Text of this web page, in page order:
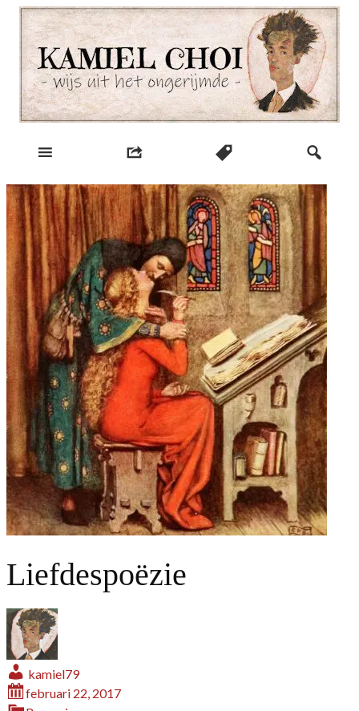
Skip
content
Kamiel Choi
Liefdespoëzie
kamiel79
februari 22, 2017